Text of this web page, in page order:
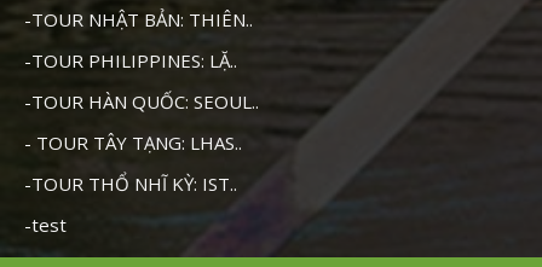
-TOUR NHẬT BẢN: THIÊN..
-TOUR PHILIPPINES: LẶ..
-TOUR HÀN QUỐC: SEOUL..
- TOUR TÂY TẠNG: LHAS..
-TOUR THỔ NHĨ KỲ: IST..
-test